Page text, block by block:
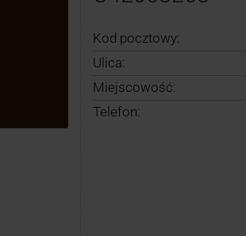
Kod pocztowy:
Ulica:
Miejscowość:
Telefon: